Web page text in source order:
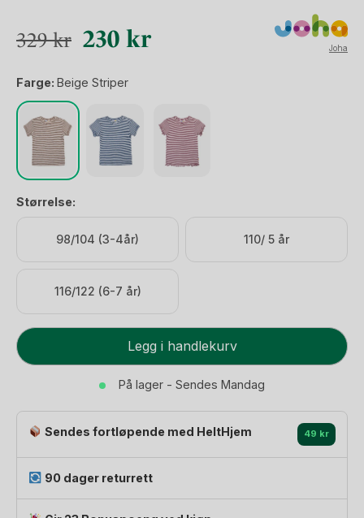
329kr Opprinnelig
var:
329 kr.
230krNåværende
230 kr.
Joha
Farge: Beige Striper
Størrelse:
98/104 (3-4år) 110/ 5 år
116/122 (6-7 år)
T-
skjorte
Merino,
15%
Silke
antall
Legg i handlekurv
På lager - Sendes Mandag
Sendes fortløpende med HeltHjem 49 kr
90 dager returrett